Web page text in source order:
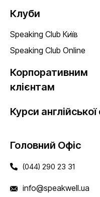
Клуби
Speaking Club Київ
Speaking Club Online
Корпоративним
клієнтам
Курси
Головний Офіс
(044) 290 23 31
info@speakwell.ua